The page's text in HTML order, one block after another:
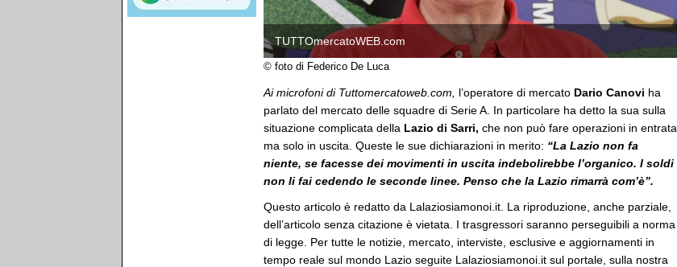
TUTTOmercatoWEB.com
© foto di Federico De Luca
Ai microfoni di Tuttomercatoweb.com, l’operatore di mercato Dario Canovi ha
parlato del mercato delle squadre di Serie A. In particolare ha detto la sua sulla
situazione complicata della Lazio di Sarri, che non può fare operazioni in entrata
ma solo in uscita. Queste le sue dichiarazioni in merito: “La Lazio non fa
niente, se facesse dei movimenti in uscita indebolirebbe l’organico. I soldi
non li fai cedendo le seconde linee. Penso che la Lazio rimarrà com’è”.
Questo articolo è redatto da Lalaziosiamonoi.it. La riproduzione, anche parziale,
dell’articolo senza citazione è vietata. I trasgressori saranno perseguibili a norma
di legge. Per tutte le notizie, mercato, interviste, esclusive e aggiornamenti in
tempo reale sul mondo Lazio seguite Lalaziosiamonoi.it sul portale, sulla nostra